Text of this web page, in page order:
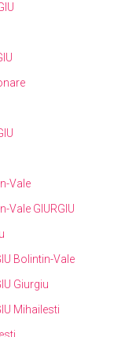
Vale
Vale GIURGIU
Bolintin-Vale
Giurgiu
Mihailesti